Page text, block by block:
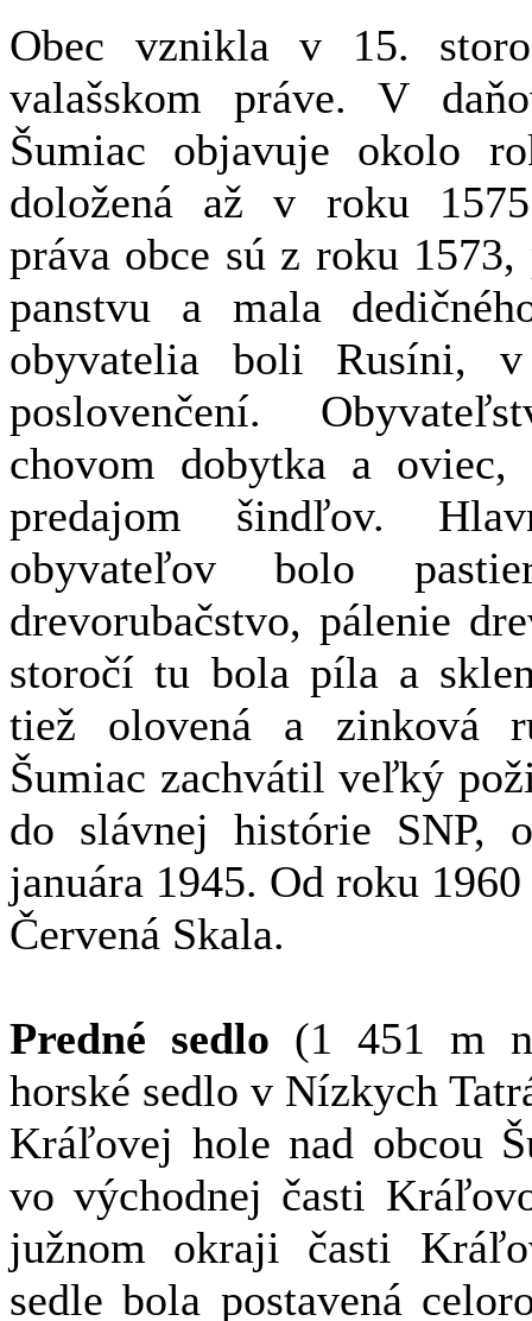
Obec vznikla v 15.
valašskom práve. V
Šumiac objavuje okolo
doložená až v roku
práva obce sú z roku
panstvu a mala
obyvatelia boli Rusíni,
poslovenčení.
chovom dobytka a oviec,
predajom šindľov.
obyvateľov bolo
drevorubačstvo, pálenie
storočí tu bola píla a
tiež olovená a zinková
Šumiac zachvátil veľký
do slávnej histórie SNP,
januára 1945. Od roku
Červená Skala.
Predné sedlo (1 451 m
horské sedlo v Nízkych
Kráľovej hole nad obcou
vo východnej časti
južnom okraji časti
sedle bola postavená